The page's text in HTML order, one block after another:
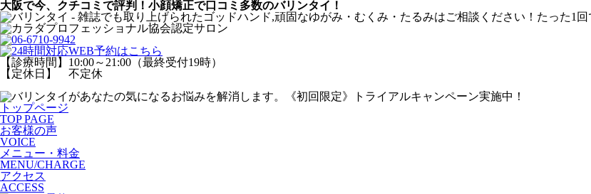
大阪で今、クチコミで評判！小顔矯正で口コミ多数のバリンタイ！
【診療時間】10:00～21:00（最終受付19時）
【定休日】 不定休
トップページ
TOP PAGE
お客様の声
VOICE
メニュー・料金
MENU/CHARGE
アクセス
ACCESS